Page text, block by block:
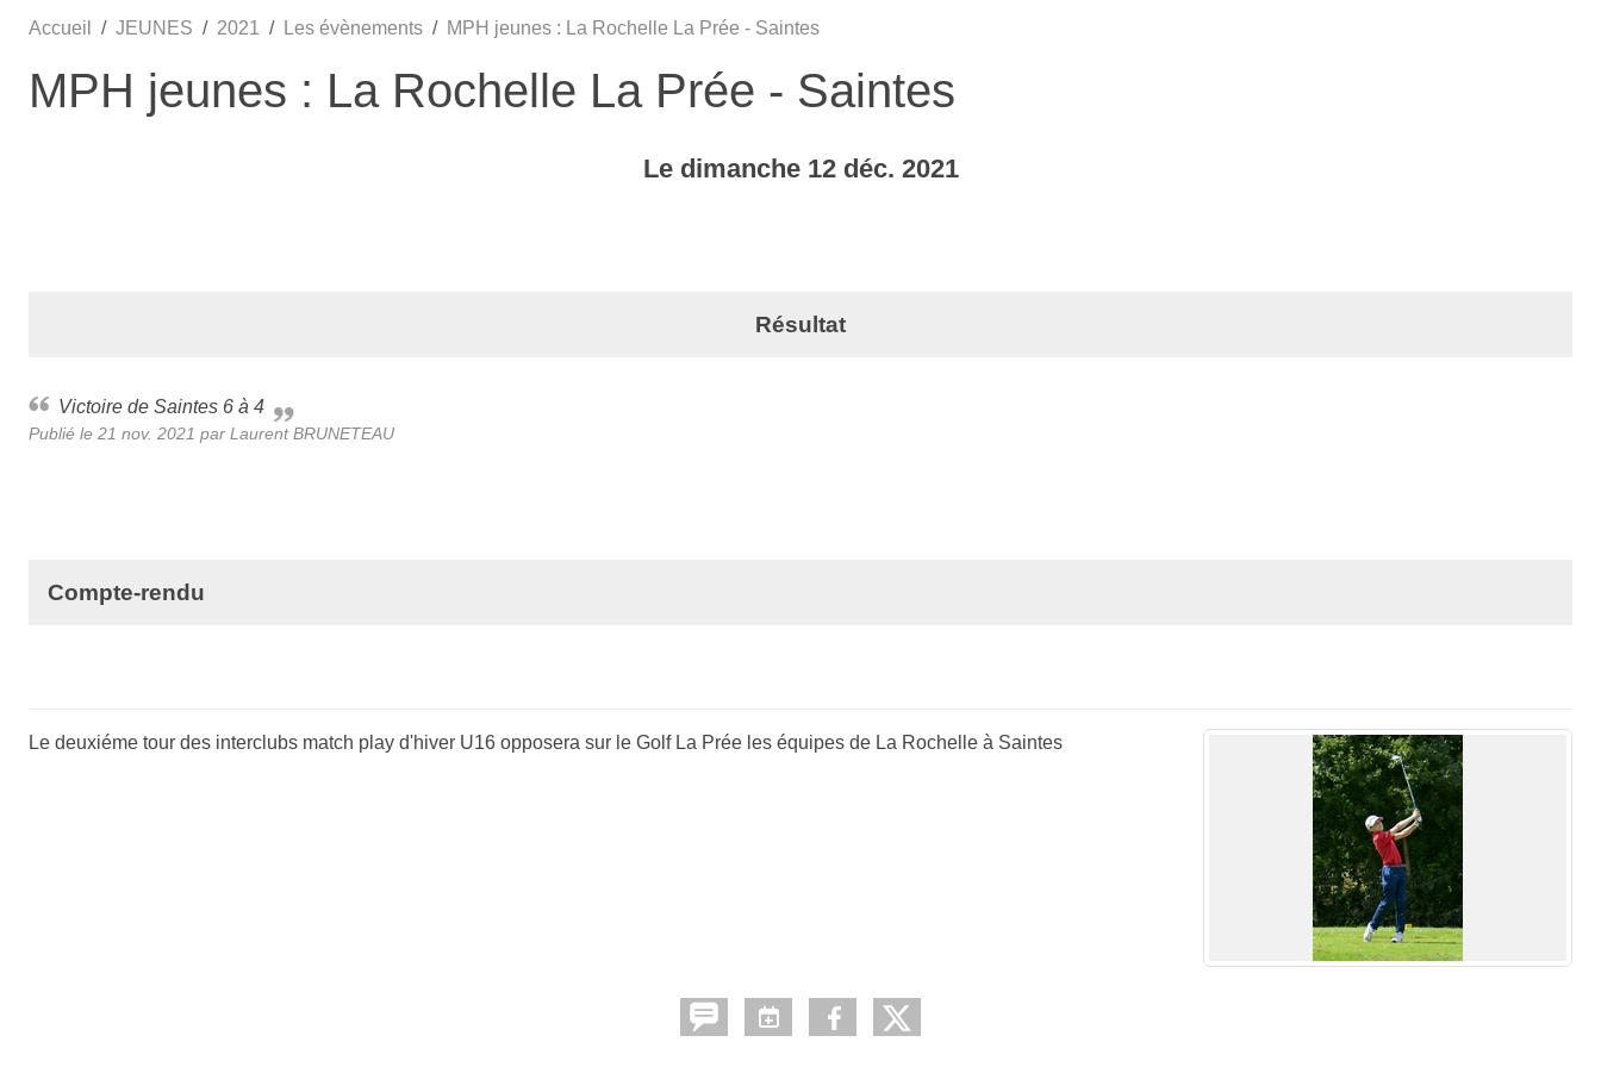
Accueil JEUNES 2021 Les évènements MPH jeunes : La Rochelle La Prée - Saintes
MPH jeunes : La Rochelle La Prée - Saintes
Le dimanche 12 déc. 2021
Résultat
Victoire de Saintes 6 à 4
Publié le 21 nov. 2021 par Laurent BRUNETEAU
Compte-rendu
Le deuxiéme tour des interclubs match play d'hiver U16 opposera sur le Golf La Prée les équipes de La Rochelle à Saintes